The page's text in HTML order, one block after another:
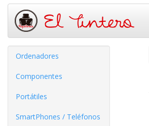
Ordenadores
Componentes
Portátiles
SmartPhones / Teléfonos